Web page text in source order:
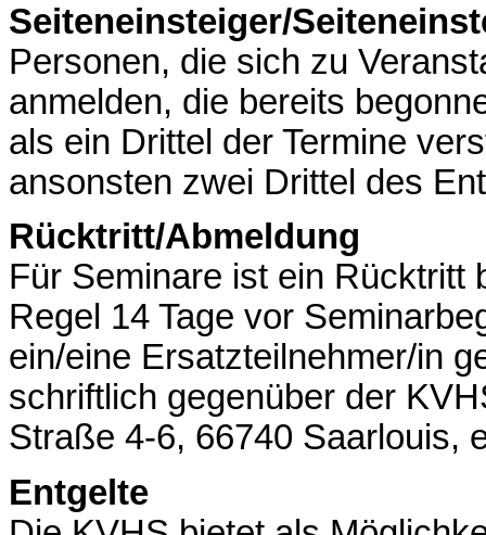
Seiteneinsteiger/
Personen, die sich zu
anmelden, die bereits
als ein Drittel der Termine
ansonsten zwei Drittel des
Rücktritt/Abmeldung
Für Seminare ist ein Rücktritt
Regel 14 Tage vor
ein/eine Ersatzteilnehmer/in
schriftlich gegenüber der
Straße 4-6, 66740 Saarlouis,
Entgelte